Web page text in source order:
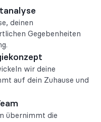
deinen
Gegebenheiten
wir deine
auf dein Zuhause und
übernimmt die